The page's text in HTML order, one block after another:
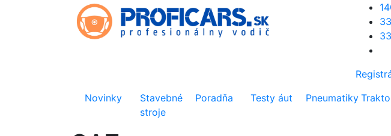
Novinky
Stavebné
stroje
Poradňa Testy áut Pneumatiky